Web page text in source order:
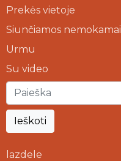
Prekės vietoje
Siunčiamos nemokamai
Urmu
Su video
Ieškoti
lazdele